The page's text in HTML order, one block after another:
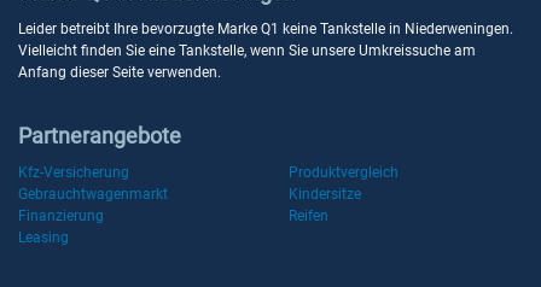
Leider betreibt Ihre bevorzugte Marke Q1 keine Tankstelle in Niederweningen.
Vielleicht finden Sie eine Tankstelle, wenn Sie unsere Umkreissuche am
Anfang dieser Seite verwenden.
Partnerangebote
Kfz-Versicherung
Produktvergleich
Gebrauchtwagenmarkt
Kindersitze
Finanzierung
Reifen
Leasing